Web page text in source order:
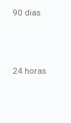
90 dias
24 horas